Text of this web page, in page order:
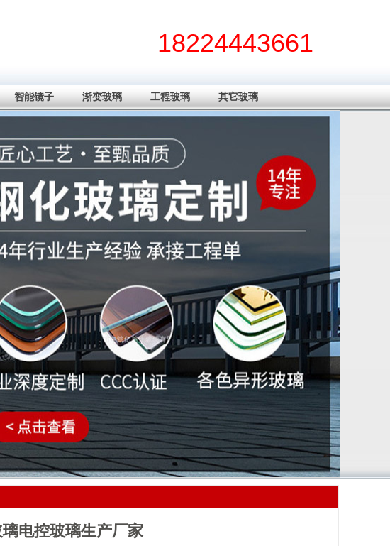
18224443661
智能镜子 渐变玻璃 工程玻璃 其它玻璃
电控玻璃生产厂家